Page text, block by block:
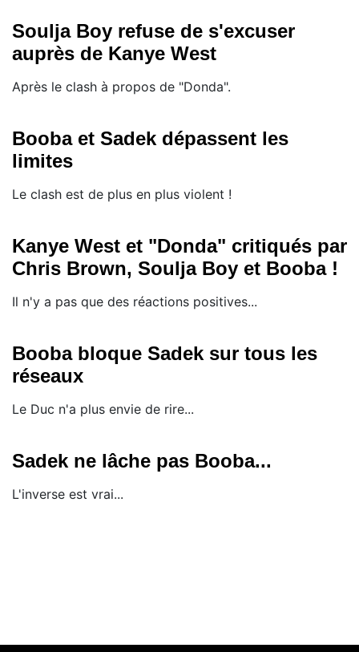
Soulja Boy refuse de s'excuser
auprès de Kanye West
Après le clash à propos de "Donda".
Booba et Sadek dépassent les
limites
Le clash est de plus en plus violent !
Kanye West et "Donda" critiqués par
Chris Brown, Soulja Boy et Booba !
Il n'y a pas que des réactions positives...
Booba bloque Sadek sur tous les
réseaux
Le Duc n'a plus envie de rire...
Sadek ne lâche pas Booba...
L'inverse est vrai...